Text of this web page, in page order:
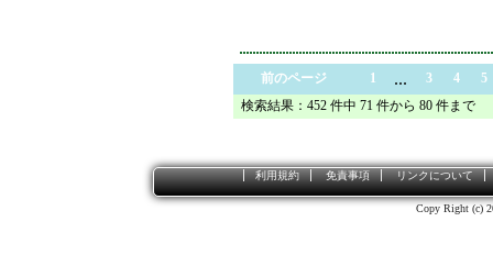
前のページ 1 ... 3 4
5
検索結果：452 件中 71 件から 80 件まで
利用規約 免責事項 リンクについて
Copy Right (c)